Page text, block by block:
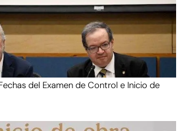
del Examen de Control e Inicio de